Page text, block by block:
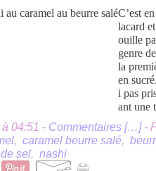
C’est
lacard
ouille
genre
la
en
i pas
ant une
04:51 - Commentaires […]-
, caramel beurre salé,
sel, nashi